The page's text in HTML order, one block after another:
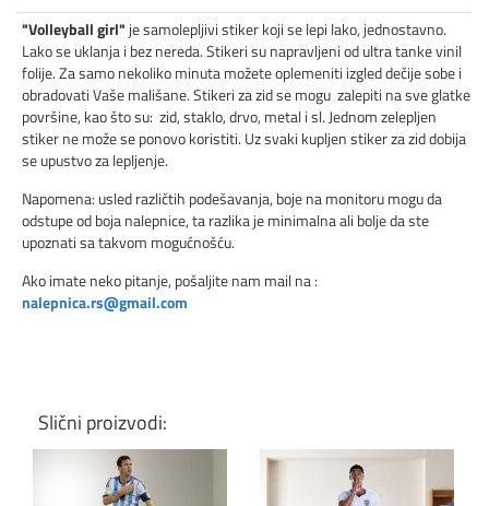
"Volleyball girl" je samolepljivi stiker koji se lepi lako, jednostavno.
Lako se uklanja i bez nereda. Stikeri su napravljeni od ultra tanke vinil
folije. Za samo nekoliko minuta možete oplemeniti izgled dečije sobe i
obradovati Vaše mališane. Stikeri za zid se mogu zalepiti na sve glatke
površine, kao što su: zid, staklo, drvo, metal i sl. Jednom zelepljen
stiker ne može se ponovo koristiti. Uz svaki kupljen stiker za zid dobija
se upustvo za lepljenje.
Napomena: usled različtih podešavanja, boje na monitoru mogu da
odstupe od boja nalepnice, ta razlika je minimalna ali bolje da ste
upoznati sa takvom mogućnošću.
Ako imate neko pitanje, pošaljite nam mail na :
nalepnica.rs@gmail.com
Slični proizvodi: